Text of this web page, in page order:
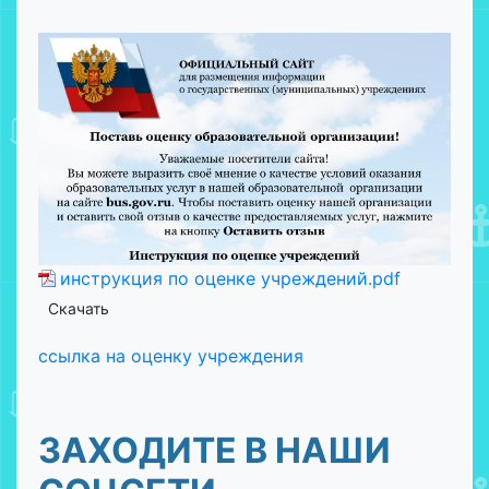
инструкция по оценке учреждений.pdf
Скачать
ссылка на оценку учреждения
ЗАХОДИТЕ В НАШИ